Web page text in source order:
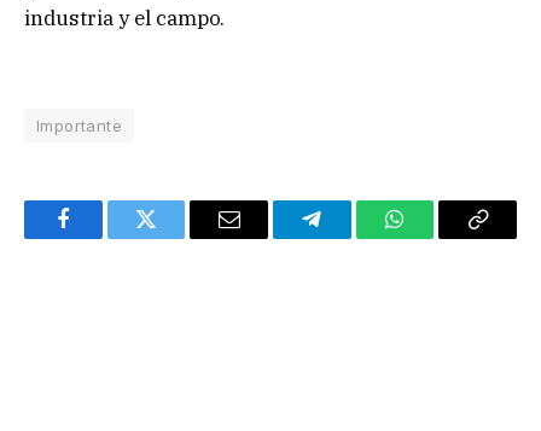
industria y el campo.
Importante
FacebookTwitter Email TelegramWhatsAppCopy